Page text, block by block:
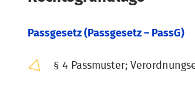
Passgesetz (Passgesetz – PassG)
§ 4 Passmuster;